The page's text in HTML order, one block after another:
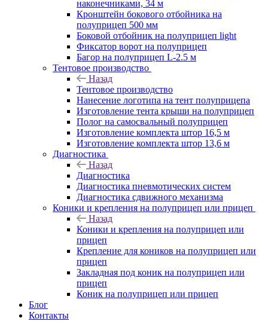
наконечниками, 34 м
Кронштейн бокового отбойника на
полуприцеп 500 мм
Боковой отбойник на полуприцеп light
Фиксатор ворот на полуприцеп
Багор на полуприцеп L-2.5 м
Тентовое производство
Назад
Тентовое производство
Нанесение логотипа на тент полуприцепа
Изготовление тента крыши на полуприцеп
Полог на самосвальный полуприцеп
Изготовление комплекта штор 16,5 м
Изготовление комплекта штор 13,6 м
Диагностика
Назад
Диагностика
Диагностика пневмотических систем
Диагностика сдвижного механизма
Коники и крепления на полуприцеп или прицеп
Назад
Коники и крепления на полуприцеп или
прицеп
Крепление для коников на полуприцеп или
прицеп
Закладная под коник на полуприцеп или
прицеп
Коник на полуприцеп или прицеп
Блог
Контакты